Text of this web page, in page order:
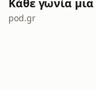
pod.gr